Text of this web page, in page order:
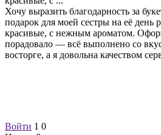
Хочу выразить благодарность за
подарок для моей сестры на её день
красивые, с нежным ароматом.
порадовало — всё выполнено со
восторге, а я довольна качеством
Войти 1 0